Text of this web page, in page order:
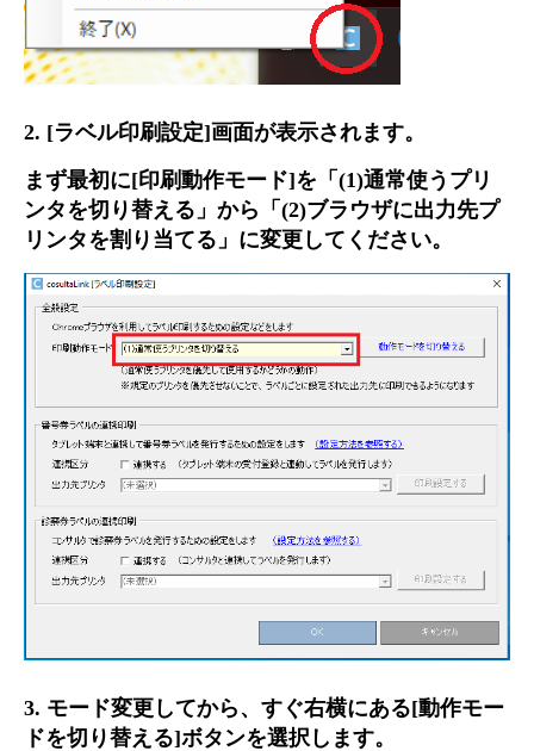
2. [ラベル印刷設定]画面が表示されます。
まず最初に[印刷動作モード]を「(1)通常使うプリ
ンタを切り替える」から「(2)ブラウザに出力先プ
リンタを割り当てる」に変更してください。
3. モード変更してから、すぐ右横にある[動作モー
ドを切り替える]ボタンを選択します。